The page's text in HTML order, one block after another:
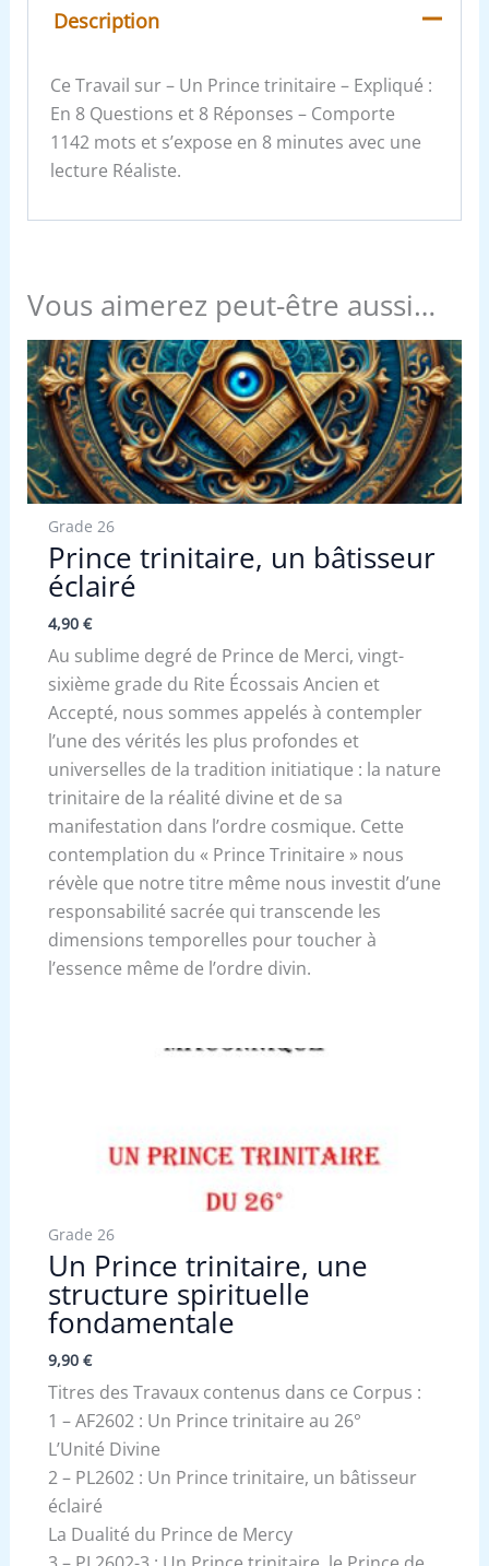
Description
Ce Travail sur – Un Prince trinitaire – Expliqué :
En 8 Questions et 8 Réponses – Comporte
1142 mots et s’expose en 8 minutes avec une
lecture Réaliste.
Vous aimerez peut-être aussi…
Grade 26
Prince trinitaire, un bâtisseur
éclairé
4,90 €
Au sublime degré de Prince de Merci, vingt-
sixième grade du Rite Écossais Ancien et
Accepté, nous sommes appelés à contempler
l’une des vérités les plus profondes et
universelles de la tradition initiatique : la nature
trinitaire de la réalité divine et de sa
manifestation dans l’ordre cosmique. Cette
contemplation du « Prince Trinitaire » nous
révèle que notre titre même nous investit d’une
responsabilité sacrée qui transcende les
dimensions temporelles pour toucher à
l’essence même de l’ordre divin.
Grade 26
Un Prince trinitaire, une
structure spirituelle
fondamentale
9,90 €
Titres des Travaux contenus dans ce Corpus :
1 – AF2602 : Un Prince trinitaire au 26°
L’Unité Divine
2 – PL2602 : Un Prince trinitaire, un bâtisseur
éclairé
La Dualité du Prince de Mercy